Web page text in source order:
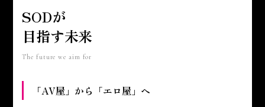
SODが
目指す未来
The future we aim for
「AV屋」から「エロ屋」へ